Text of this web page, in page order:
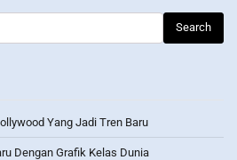
Yang Jadi Tren Baru
Dengan Grafik Kelas Dunia